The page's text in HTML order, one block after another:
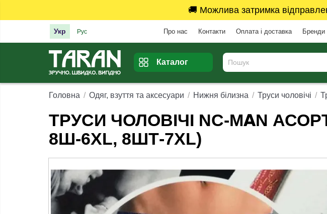
🚚 Можлива затримка
Укр Рус Про нас Контакти Оплата і доставка Бренди
Каталог
Головна Одяг, взуття та аксесуари Нижня білизна Труси чоловічі
ТРУСИ ЧОЛОВІЧІ NC-MAN
8Ш-6XL, 8ШТ-7ХL)